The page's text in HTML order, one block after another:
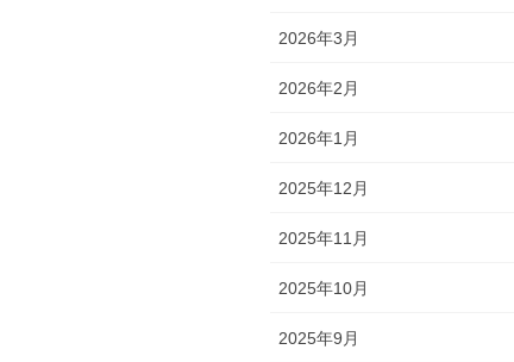
2026年3月
2026年2月
2026年1月
2025年12月
2025年11月
2025年10月
2025年9月